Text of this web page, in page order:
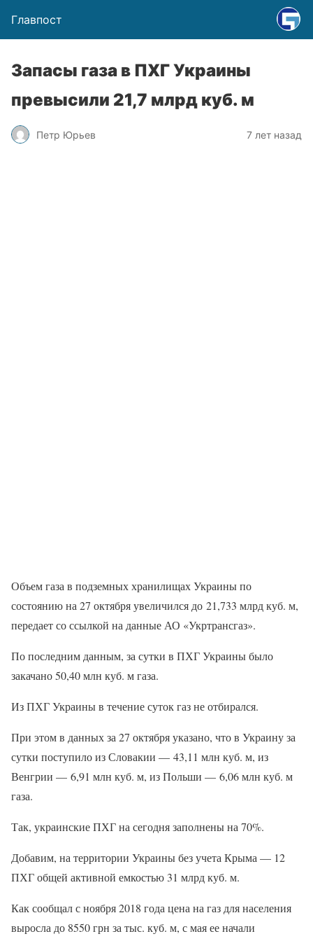
Главпост
Запасы газа в ПХГ Украины
превысили 21,7 млрд куб. м
Петр Юрьев 7 лет назад
Объем газа в подземных хранилищах Украины по
состоянию на 27 октября увеличился до 21,733 млрд куб. м,
передает со ссылкой на данные АО «Укртрансгаз».
По последним данным, за сутки в ПХГ Украины было
закачано 50,40 млн куб. м газа.
Из ПХГ Украины в течение суток газ не отбирался.
При этом в данных за 27 октября указано, что в Украину за
сутки поступило из Словакии — 43,11 млн куб. м, из
Венгрии — 6,91 млн куб. м, из Польши — 6,06 млн куб. м
газа.
Так, украинские ПХГ на сегодня заполнены на 70%.
Добавим, на территории Украины без учета Крыма — 12
ПХГ общей активной емкостью 31 млрд куб. м.
Как сообщал с ноября 2018 года цена на газ для населения
выросла до 8550 грн за тыс. куб. м, с мая ее начали